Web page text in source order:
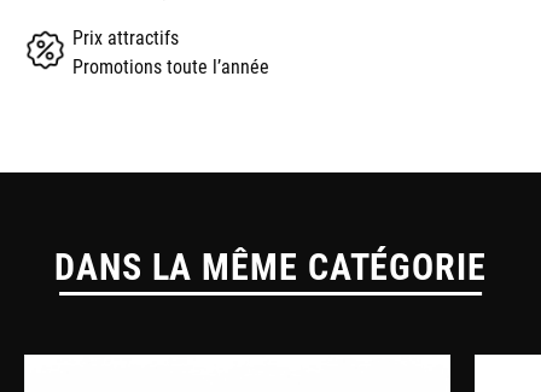
Prix attractifs
Promotions toute l’année
DANS LA MÊME CATÉGORIE